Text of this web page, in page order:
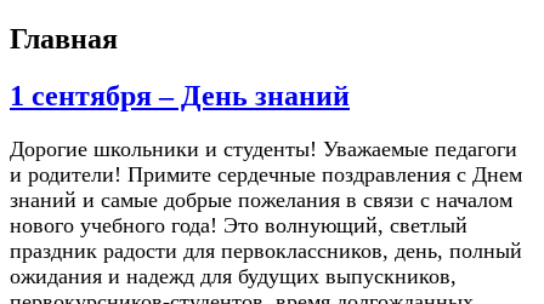
Главная
1 сентября – День знаний
Дорогие школьники и студенты! Уважаемые педагоги
и родители! Примите сердечные поздравления с Днем
знаний и самые добрые пожелания в связи с началом
нового учебного года! Это волнующий, светлый
праздник радости для первоклассников, день, полный
ожидания и надежд для будущих выпускников,